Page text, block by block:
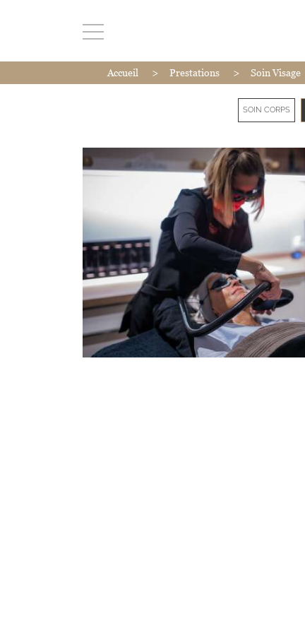
Accueil > Prestations > Soin Visage
SOIN CORPS